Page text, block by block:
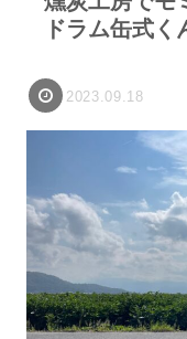
ドラム缶式く
2023.09.18